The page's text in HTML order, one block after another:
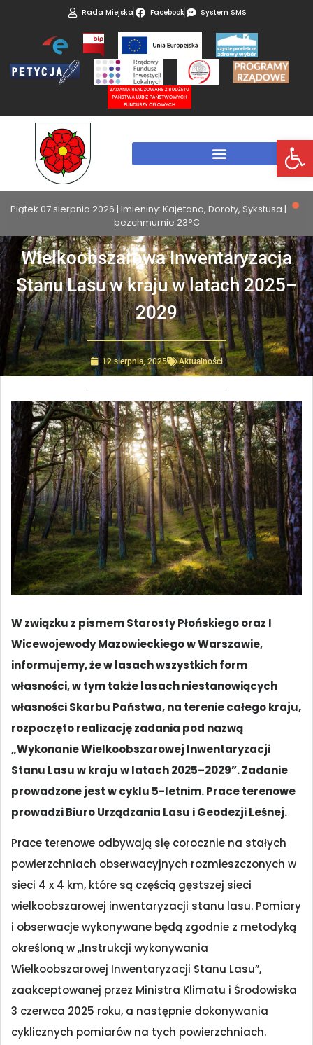
Rada Miejska Facebook System SMS
Piątek 07 sierpnia 2026 | Imieniny: Kajetana, Doroty, Sykstusa |
bezchmurnie 23°C
Wielkoobszarowa Inwentaryzacja
Stanu Lasu w kraju w latach 2025–
2029
12 sierpnia, 2025 Aktualności
W związku z pismem Starosty Płońskiego oraz I
Wicewojewody Mazowieckiego w Warszawie,
informujemy, że w lasach wszystkich form
własności, w tym także lasach niestanowiących
własności Skarbu Państwa, na terenie całego kraju,
rozpoczęto realizację zadania pod nazwą
„Wykonanie Wielkoobszarowej Inwentaryzacji
Stanu Lasu w kraju w latach 2025–2029”. Zadanie
prowadzone jest w cyklu 5-letnim. Prace terenowe
prowadzi Biuro Urządzania Lasu i Geodezji Leśnej.
Prace terenowe odbywają się corocznie na stałych
powierzchniach obserwacyjnych rozmieszczonych w
sieci 4 x 4 km, które są częścią gęstszej sieci
wielkoobszarowej inwentaryzacji stanu lasu. Pomiary
i obserwacje wykonywane będą zgodnie z metodyką
określoną w „Instrukcji wykonywania
Wielkoobszarowej Inwentaryzacji Stanu Lasu”,
zaakceptowanej przez Ministra Klimatu i Środowiska
3 czerwca 2025 roku, a następnie dokonywania
cyklicznych pomiarów na tych powierzchniach.